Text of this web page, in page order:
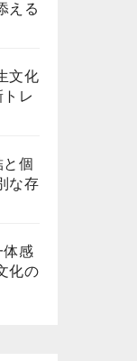
える
文化
レ
と個
な存
体感
化の